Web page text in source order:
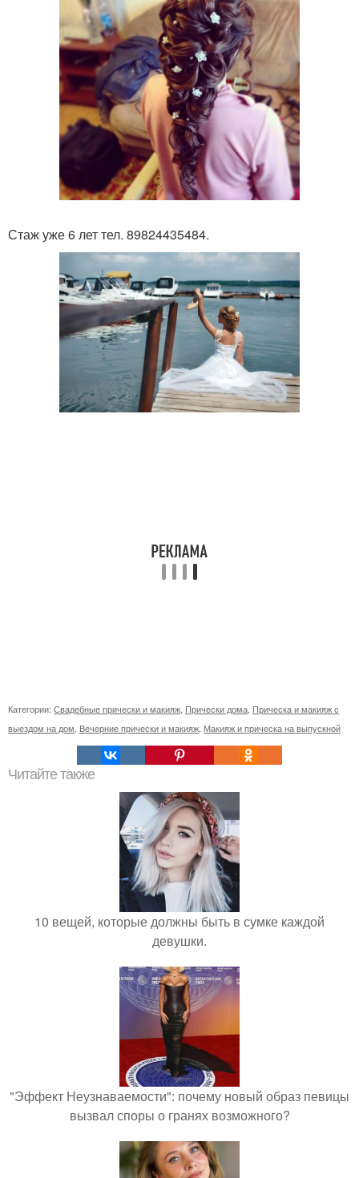
Стаж уже 6 лет тел. 89824435484.
Категории: Свадебные прически и макияж Прически дома Прическа и макияж с
выездом на дом Вечерние прически и макияж Макияж и прическа на выпускной
Читайте также
10 вещей, которые должны быть в сумке каждой
девушки.
"Эффект Неузнаваемости": почему новый образ певицы
вызвал споры о гранях возможного?